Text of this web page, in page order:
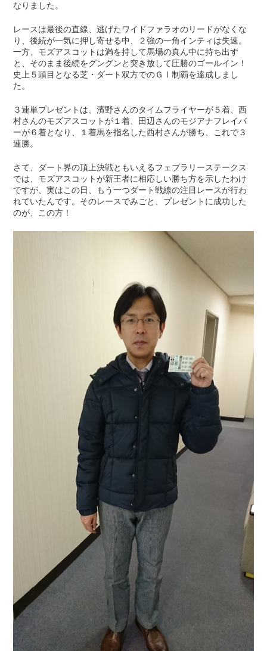
なりました。
レースは最後の直線、逃げたワイドファラオのリードがなくな
り、後続が一気に押し寄せる中、２強の一角インティは失速。
一方、モズアスコットは満を持して馬場の真ん中に持ち出す
と、そのまま後続をグングンと突き放して圧勝のゴールイン！
史上５頭目となる芝・ダート双方でのＧⅠ制覇を達成しまし
た。
３連単プレゼントは、濱野さんのタイムフライヤーが５着、西
村さんのモズアスコットが１着、田辺さんのモジアナフレイバ
ーが６着となり、１着馬を指名した西村さんが勝ち、これで３
連勝。
さて、ダート界の頂上決戦ともいえるフェブラリーステークス
では、モズアスコットが新王者に相応しい勝ち方を示したわけ
ですが、実はこの日、もう一つダート戦線の注目レースが行わ
れていたんです。そのレースでみごと、プレゼントに成功した
のが、この方！